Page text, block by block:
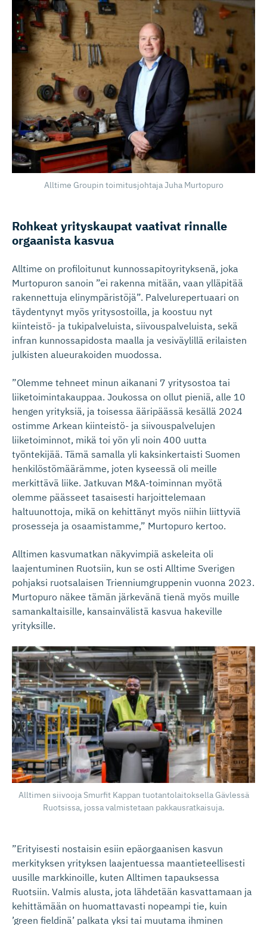
Alltime Groupin toimitusjohtaja Juha Murtopuro
Rohkeat yrityskaupat vaativat rinnalle
orgaanista kasvua
Alltime on profiloitunut kunnossapitoyrityksenä, joka
Murtopuron sanoin ”ei rakenna mitään, vaan ylläpitää
rakennettuja elinympäristöjä”. Palvelurepertuaari on
täydentynyt myös yritysostoilla, ja koostuu nyt
kiinteistö- ja tukipalveluista, siivouspalveluista, sekä
infran kunnossapidosta maalla ja vesiväylillä erilaisten
julkisten alueurakoiden muodossa.
”Olemme tehneet minun aikanani 7 yritysostoa tai
liiketoimintakauppaa. Joukossa on ollut pieniä, alle 10
hengen yrityksiä, ja toisessa ääripäässä kesällä 2024
ostimme Arkean kiinteistö- ja siivouspalvelujen
liiketoiminnot, mikä toi yön yli noin 400 uutta
työntekijää. Tämä samalla yli kaksinkertaisti Suomen
henkilöstömäärämme, joten kyseessä oli meille
merkittävä liike. Jatkuvan M&A-toiminnan myötä
olemme päässeet tasaisesti harjoittelemaan
haltuunottoja, mikä on kehittänyt myös niihin liittyviä
prosesseja ja osaamistamme,” Murtopuro kertoo.
Alltimen kasvumatkan näkyvimpiä askeleita oli
laajentuminen Ruotsiin, kun se osti Alltime Sverigen
pohjaksi ruotsalaisen Trienniumgruppenin vuonna 2023.
Murtopuro näkee tämän järkevänä tienä myös muille
samankaltaisille, kansainvälistä kasvua hakeville
yrityksille.
Alltimen siivooja Smurfit Kappan tuotantolaitoksella Gävlessä
Ruotsissa, jossa valmistetaan pakkausratkaisuja.
”Erityisesti nostaisin esiin epäorgaanisen kasvun
merkityksen yrityksen laajentuessa maantieteellisesti
uusille markkinoille, kuten Alltimen tapauksessa
Ruotsiin. Valmis alusta, jota lähdetään kasvattamaan ja
kehittämään on huomattavasti nopeampi tie, kuin
’green fieldinä’ palkata yksi tai muutama ihminen